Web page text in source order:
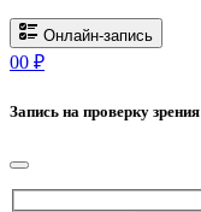
Онлайн-запись
00 ₽
Запись на проверку зрения